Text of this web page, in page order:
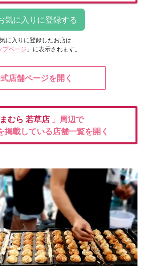
に入りに登録したお店は
プページ 」に表示されます。
店舗ページを開く
むら 若草店 」周辺で
掲載している店舗一覧を開く